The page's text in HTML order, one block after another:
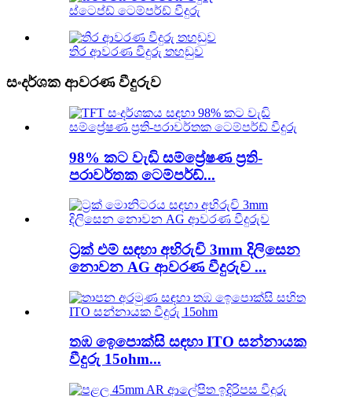
ස්ටෙප්ඩ් ටෙම්පර්ඩ් වීදුරු
තිර ආවරණ වීදුරු තහඩුව
සංදර්ශක ආවරණ වීදුරුව
98% කට වැඩි සම්ප්‍රේෂණ ප්‍රති-
පරාවර්තක ටෙම්පර්ඩ්...
ට්‍රක් එම් සඳහා අභිරුචි 3mm දිලිසෙන
නොවන AG ආවරණ වීදුරුව ...
තඹ ඉෙපොක්සි සඳහා ITO සන්නායක
වීදුරු 15ohm...